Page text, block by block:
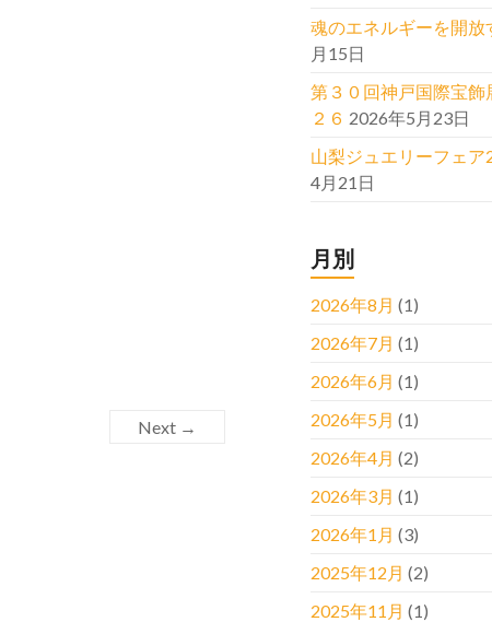
Next →
魂のエネルギーを開放
月15日
第３０回神戸国際宝飾
２６ 2026年5月23日
山梨ジュエリーフェア
4月21日
月別
2026年8月 (1)
2026年7月 (1)
2026年6月 (1)
2026年5月 (1)
2026年4月 (2)
2026年3月 (1)
2026年1月 (3)
2025年12月 (2)
2025年11月 (1)